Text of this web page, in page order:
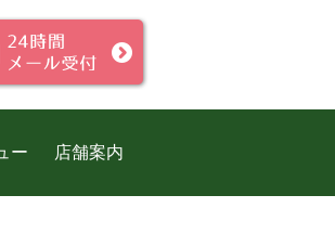
ー 店舗案内